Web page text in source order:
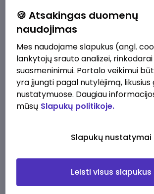
Pridėti naują
Kokios srities darbo pasiūlymai jus
Pridėti naują
🍪 Atsakingas duomenų
naudojimas
Mes naudojame slapukus (angl.
lankytojų srauto analizei,
suasmeninimui. Portalo veikimui
yra įjungti pagal nutylėjimą,
nustatymuose. Daugiau
mūsų Slapukų politikoje.
Slapukų nustatymai
Leisti visus slapukus